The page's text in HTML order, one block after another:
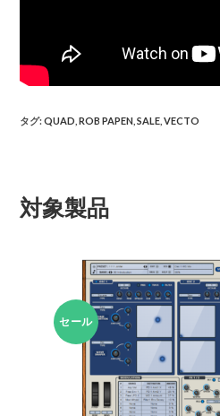
タグ:QUAD ROB PAPEN SALE VECTO
対象製品
セール